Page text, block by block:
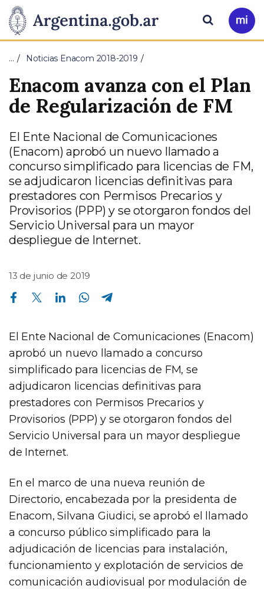
Presidencia
de
la
Nación
Pasar al contenido principal
Ir
a
Buscar
… Noticias Enacom 2018-2019
Enacom avanza con el Plan
de Regularización de FM
El Ente Nacional de Comunicaciones
(Enacom) aprobó un nuevo llamado a
concurso simplificado para licencias de FM,
se adjudicaron licencias definitivas para
prestadores con Permisos Precarios y
Provisorios (PPP) y se otorgaron fondos del
Servicio Universal para un mayor
despliegue de Internet.
13 de junio de 2019
Compartir en Facebook Compartir en Twitter Compartir en Linkedin Compartir en Whatsapp
El Ente Nacional de Comunicaciones (Enacom)
aprobó un nuevo llamado a concurso
simplificado para licencias de FM, se
adjudicaron licencias definitivas para
prestadores con Permisos Precarios y
Provisorios (PPP) y se otorgaron fondos del
Servicio Universal para un mayor despliegue
de Internet.
En el marco de una nueva reunión de
Directorio, encabezada por la presidenta de
Enacom, Silvana Giudici, se aprobó el llamado
a concurso público simplificado para la
adjudicación de licencias para instalación,
funcionamiento y explotación de servicios de
comunicación audiovisual por modulación de